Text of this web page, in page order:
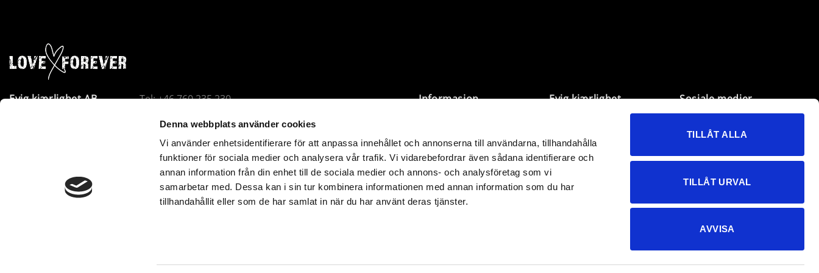
Denna webbplats använder cookies
Vi använder enhetsidentifierare för att anpassa innehållet och annonserna till användarna, tillhandahålla
funktioner för sociala medier och analysera vår trafik. Vi vidarebefordrar även sådana identifierare och
annan information från din enhet till de sociala medier och annons- och analysföretag som vi
samarbetar med. Dessa kan i sin tur kombinera informationen med annan information som du har
tillhandahållit eller som de har samlat in när du har använt deras tjänster.
TILLÅT ALLA
TILLÅT URVAL
AVVISA
Evig kjærlighet AB
Tel: +46 760 235 230
Org.nr: 556778-8475
Innehar F-skattesetel
Love Forever er VOEC-registrert i Norge. Bestillinger under 3 000 SEK leveres uten toll
eller ekstra avgifter – ingen andre kostnader tilkommer enn det du betaler på
www.loveforever.se. Norsk moms betales direkte i kassen.
Informasjon
Personvernpolicy
Størrelsesguide og
vaskeanvisning
Butikkens åpningstider
Evig kjærlighet
Ønskeliste
Kundeservice
B2B
Sosiale medier
Facebook
Instagram
TikTok